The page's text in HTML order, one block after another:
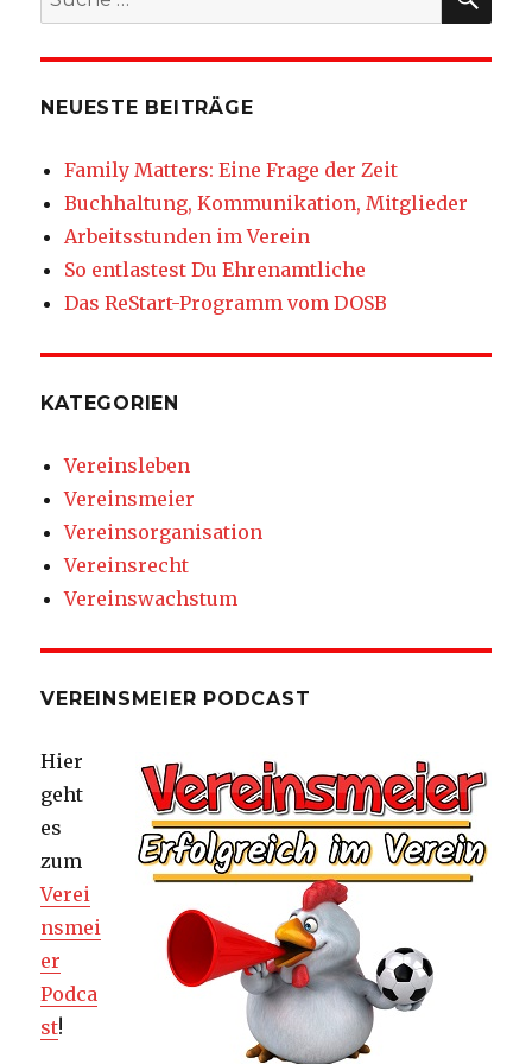
nach:
NEUESTE BEITRÄGE
Family Matters: Eine Frage der Zeit
Buchhaltung, Kommunikation, Mitglieder
Arbeitsstunden im Verein
So entlastest Du Ehrenamtliche
Das ReStart-Programm vom DOSB
KATEGORIEN
Vereinsleben
Vereinsmeier
Vereinsorganisation
Vereinsrecht
Vereinswachstum
VEREINSMEIER PODCAST
Hier
geht
es
zum
Verei
nsmei
er
Podca
st!